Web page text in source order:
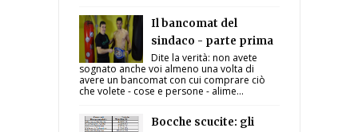
Il bancomat del
sindaco - parte prima
Dite la verità: non avete
sognato anche voi almeno una volta di
avere un bancomat con cui comprare ciò
che volete - cose e persone - alime...
Bocche scucite: gli